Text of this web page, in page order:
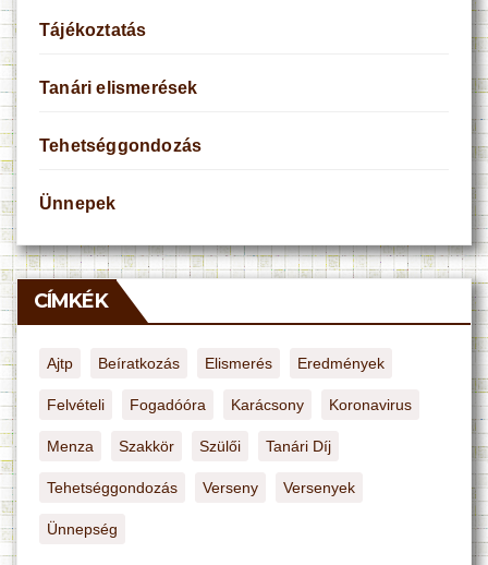
Tájékoztatás
Tanári elismerések
Tehetséggondozás
Ünnepek
CÍMKÉK
Ajtp Beíratkozás Elismerés Eredmények
Felvételi Fogadóóra Karácsony Koronavirus
Menza Szakkör Szülői Tanári Díj
Tehetséggondozás Verseny Versenyek
Ünnepség